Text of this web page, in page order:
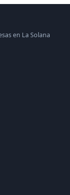
en La Solana